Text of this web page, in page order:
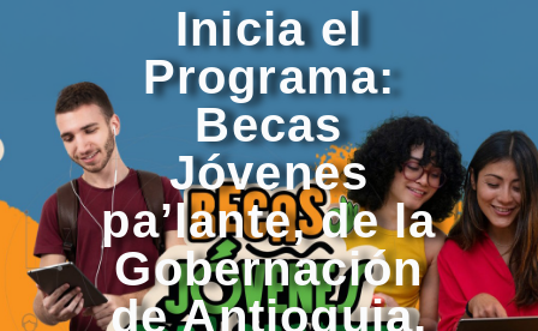
Inicia el
Programa:
Becas
Jóvenes
pa’lante, de la
Gobernación
de Antioquia,